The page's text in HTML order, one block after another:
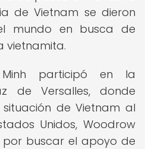
de Vietnam se dieron
mundo en busca de
vietnamita.
participó en la
de Versalles, donde
de Vietnam al
Unidos, Woodrow
por buscar el apoyo de